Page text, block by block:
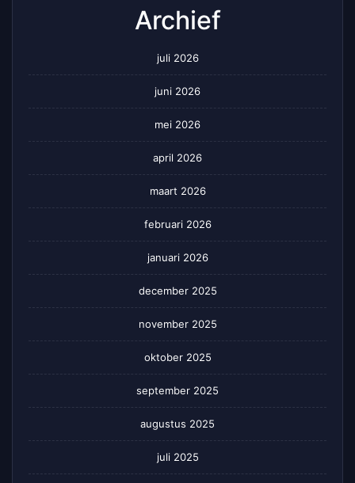
Archief
juli 2026
juni 2026
mei 2026
april 2026
maart 2026
februari 2026
januari 2026
december 2025
november 2025
oktober 2025
september 2025
augustus 2025
juli 2025